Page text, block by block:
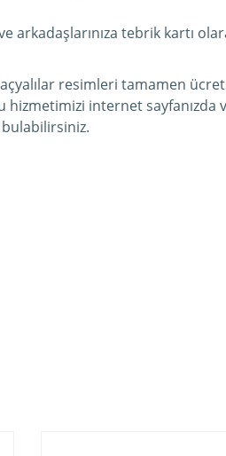
arkadaşlarınıza tebrik kartı
resimleri tamamen
hizmetimizi internet